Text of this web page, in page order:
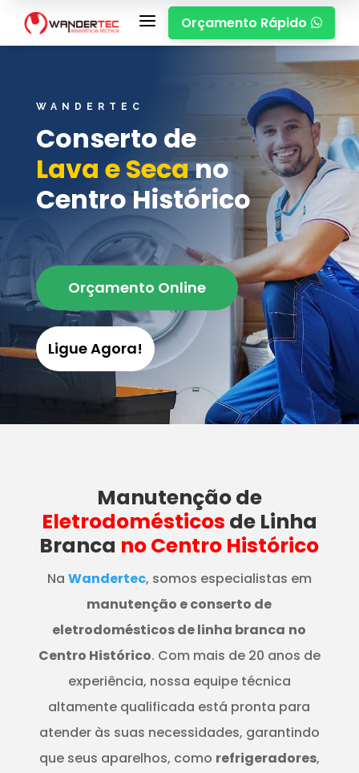
a Orçamento Rápido 
WANDERTEC
Conserto de
Lava e Secano
Centro Histórico
Orçamento Online
Ligue Agora!
Manutençãode
Eletrodomésticos de Linha
Branca no Centro Histórico
Na Wandertec, somos especialistas em
manutenção e conserto de
eletrodomésticos de linha branca no
Centro Histórico. Com mais de 20 anos de
experiência, nossa equipe técnica
altamente qualificada está pronta para
atender às suas necessidades, garantindo
que seus aparelhos, como refrigeradores,